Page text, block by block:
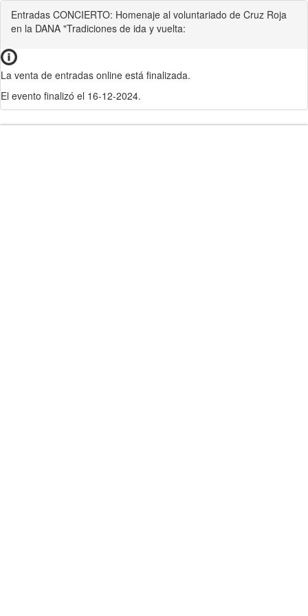
Entradas CONCIERTO: Homenaje al voluntariado de Cruz Roja
en la DANA "Tradiciones de ida y vuelta:
La venta de entradas online está finalizada.
El evento finalizó el 16-12-2024.